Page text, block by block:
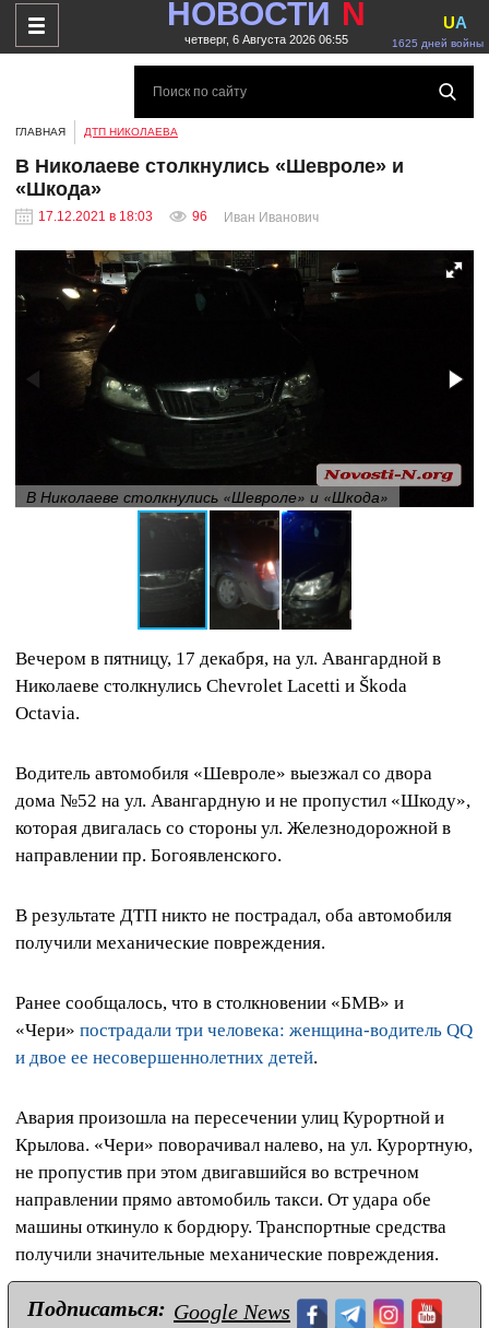
НОВОСТИ N
четверг, 6 Августа 2026 06:55 1625 дней войны
UA
ГЛАВНАЯ ДТП НИКОЛАЕВА
В Николаеве столкнулись «Шевроле» и
«Шкода»
17.12.2021 в 18:03 96 Иван Иванович
В Николаеве столкнулись «Шевроле» и «Шкода»
Вечером в пятницу, 17 декабря, на ул. Авангардной в
Николаеве столкнулись Chevrolet Lacetti и Škoda
Octavia.
Водитель автомобиля «Шевроле» выезжал со двора
дома №52 на ул. Авангардную и не пропустил «Шкоду»,
которая двигалась со стороны ул. Железнодорожной в
направлении пр. Богоявленского.
В результате ДТП никто не пострадал, оба автомобиля
получили механические повреждения.
Ранее сообщалось, что в столкновении «БМВ» и
«Чери» пострадали три человека: женщина-водитель QQ
и двое ее несовершеннолетних детей.
Авария произошла на пересечении улиц Курортной и
Крылова. «Чери» поворачивал налево, на ул. Курортную,
не пропустив при этом двигавшийся во встречном
направлении прямо автомобиль такси. От удара обе
машины откинуло к бордюру. Транспортные средства
получили значительные механические повреждения.
Подписаться: Google News